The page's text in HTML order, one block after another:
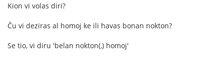
Kion vi volas diri?
Ĉu vi deziras al homoj ke ili havas bonan nokton?
Se tio, vi diru 'belan nokton(,) homoj'